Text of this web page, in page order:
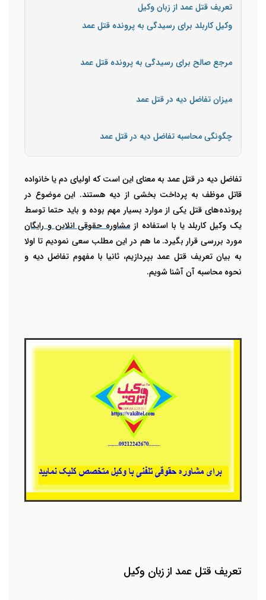
تعریف قتل عمد از زبان وکیل
وکیل کاربلد برای رسیدگی به پرونده قتل عمد
مرجع صالح برای رسیدگی به پرونده قتل عمد
میزان تفاضل دیه در قتل عمد
چگونگی محاسبه تفاضل دیه در قتل عمد
تفاضل دیه در قتل عمد به معنای این است که اولیای دم یا خانواده
قاتل موظف به پرداخت بخشی از دیه هستند. این موضوع در
پرونده‌های قتل یکی از موارد بسیار مهم بوده و باید حتما توسط
یک وکیل کاربلد یا با استفاده ازمشاوره حقوقی انلاین و رایگان
مورد بررسی قرار بگیرد. ما هم در این مطلب سعی نمودیم تا اولا
به بیان تعریف قتل عمد بپردازیم، ثانیا با مفهوم تفاضل دیه و
نحوه محاسبه آن آشنا شویم.
تعریف قتل عمد از زبان وکیل